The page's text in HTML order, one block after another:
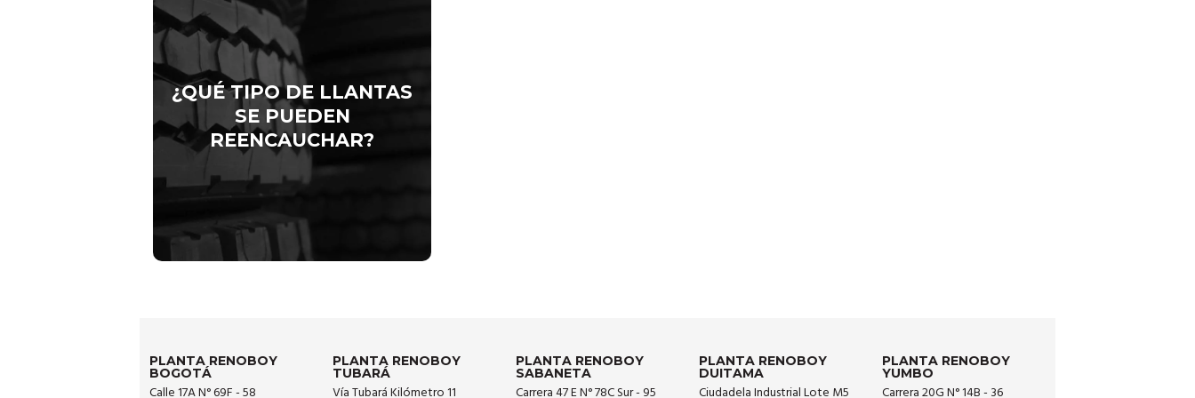
¿QUÉ TIPO DE LLANTAS
SE PUEDEN
REENCAUCHAR?
reencaucha cualquier marca
(carcasa) de llantas para buses y camiones
desde rin 15 hasta 24.5. Cabe aclarar que
la carcasa debe estar apta para el
proceso de reencauche.
Buscar mi reencauche
PLANTA RENOBOY
BOGOTÁ
Calle 17A N° 69F - 58
PLANTA RENOBOY
TUBARÁ
Vía Tubará Kilómetro 11
PLANTA RENOBOY
SABANETA
Carrera 47 E N° 78C Sur - 95
PLANTA RENOBOY
DUITAMA
Ciudadela Industrial Lote M5
PLANTA RENOBOY
YUMBO
Carrera 20G N° 14B - 36